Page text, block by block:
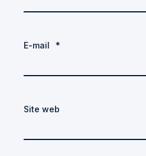
E-mail *
Site web